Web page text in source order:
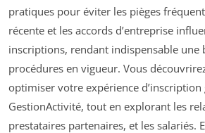
pratiques pour éviter les pièges
récente et les accords d’entreprise
inscriptions, rendant indispensable une
procédures en vigueur. Vous
optimiser votre expérience d’inscription
GestionActivité, tout en explorant les
prestataires partenaires, et les salariés.